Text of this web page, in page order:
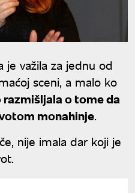
je važila za jednu od
sceni, a malo ko
o tome da
monahinje.
nije imala dar koji je